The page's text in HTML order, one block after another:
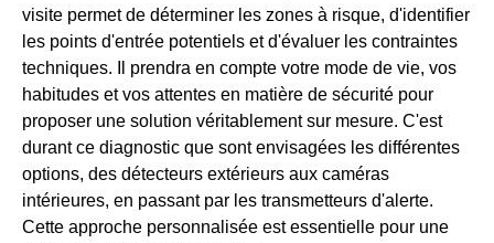
visite permet de déterminer les zones à risque, d'identifier
les points d'entrée potentiels et d'évaluer les contraintes
techniques. Il prendra en compte votre mode de vie, vos
habitudes et vos attentes en matière de sécurité pour
proposer une solution véritablement sur mesure. C'est
durant ce diagnostic que sont envisagées les différentes
options, des détecteurs extérieurs aux caméras
intérieures, en passant par les transmetteurs d'alerte.
Cette approche personnalisée est essentielle pour une